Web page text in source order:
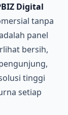
Digital
tanpa
panel
bersih,
tinggi
setiap